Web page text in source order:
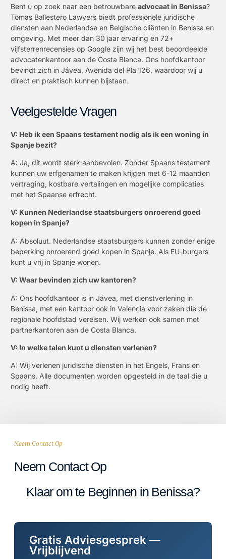
Bent u op zoek naar een betrouwbare advocaat in Benissa?
Tomas Ballestero Lawyers biedt professionele juridische
diensten aan Nederlandse en Belgische cliënten in Benissa en
omgeving. Met meer dan 30 jaar ervaring en 72+
vijfsterrenrecensies op Google zijn wij het best beoordeelde
advocatenkantoor aan de Costa Blanca. Ons hoofdkantoor
bevindt zich in Jávea, Avenida del Pla 126, waardoor wij u
direct en praktisch kunnen bijstaan.
Veelgestelde Vragen
V: Heb ik een Spaans testament nodig als ik een woning in
Spanje bezit?
A: Ja, dit wordt sterk aanbevolen. Zonder Spaans testament
kunnen uw erfgenamen te maken krijgen met 6-12 maanden
vertraging, kostbare vertalingen en mogelijke complicaties
met het Spaanse erfrecht.
V: Kunnen Nederlandse staatsburgers onroerend goed
kopen in Spanje?
A: Absoluut. Nederlandse staatsburgers kunnen zonder enige
beperking onroerend goed kopen in Spanje. Als EU-burgers
kunt u vrij in Spanje wonen.
V: Waar bevinden zich uw kantoren?
A: Ons hoofdkantoor is in Jávea, met dienstverlening in
Benissa, met een kantoor ook in Valencia voor zaken die de
regionale hoofdstad vereisen. Wij werken ook samen met
partnerkantoren aan de Costa Blanca.
V: In welke talen kunt u diensten verlenen?
A: Wij verlenen juridische diensten in het Engels, Frans en
Spaans. Alle documenten worden opgesteld in de taal die u
nodig heeft.
Neem Contact Op
Neem Contact Op
Klaar om te Beginnen in Benissa?
Gratis Adviesgesprek —
Vrijblijvend